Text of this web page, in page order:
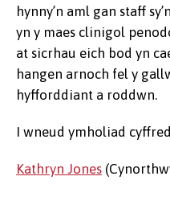
hynny’n aml gan staff
yn y maes clinigol
at sicrhau eich bod yn
hangen arnoch fel y
hyfforddiant a roddwn.
I wneud ymholiad
Kathryn Jones